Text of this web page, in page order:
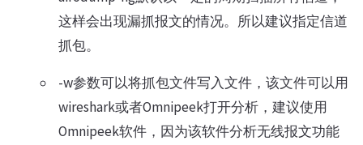
这样会出现漏抓报文的情况。所以建议指定信道
抓包。
-w参数可以将抓包文件写入文件，该文件可以用
wireshark或者Omnipeek打开分析，建议使用
Omnipeek软件，因为该软件分析无线报文功能